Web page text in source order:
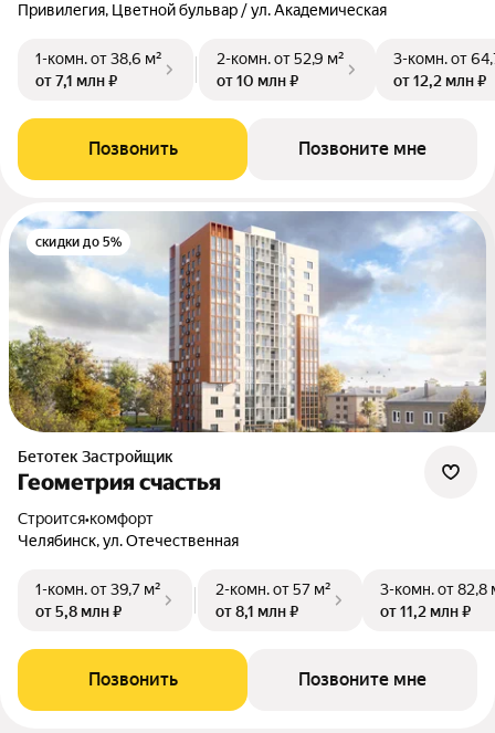
Привилегия, Цветной бульвар / ул. Академическая
1-комн.от 38,6 м²
от 7,1 млн ₽
2-комн.от 52,9 м²
от 10 млн ₽
3-комн.от
от 12,2 млн ₽
Позвонить Позвоните мне
скидки до 5%
Бетотек Застройщик
Геометрия счастья
Строится•комфорт
Челябинск, ул. Отечественная
1-комн.от 39,7 м²
от 5,8 млн ₽
2-комн.от 57 м²
от 8,1 млн ₽
3-комн.от 82,8
от 11,2 млн ₽
Позвонить Позвоните мне